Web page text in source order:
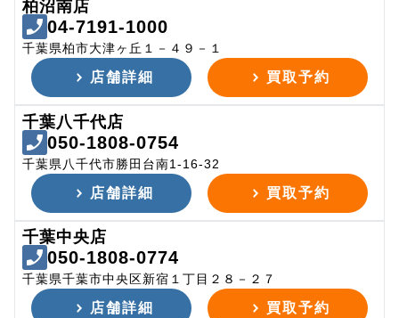
柏沼南店
04-7191-1000
千葉県柏市大津ヶ丘１－４９－１
店舗詳細 買取予約
千葉八千代店
050-1808-0754
千葉県八千代市勝田台南1-16-32
店舗詳細 買取予約
千葉中央店
050-1808-0774
千葉県千葉市中央区新宿１丁目２８－２７
店舗詳細 買取予約